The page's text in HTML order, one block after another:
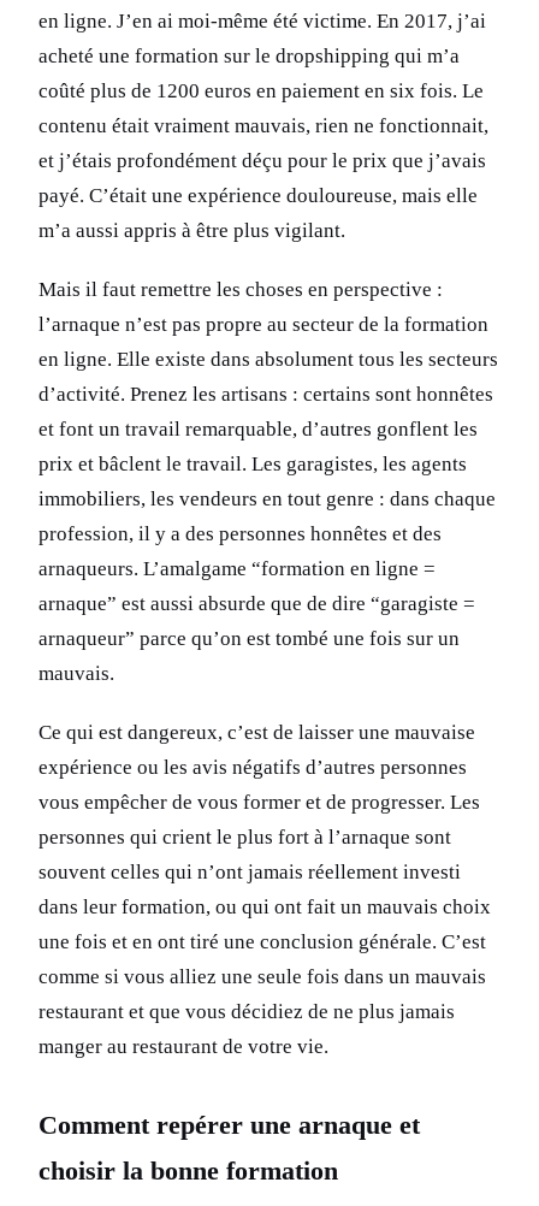
en ligne. J’en ai moi-même été victime. En 2017, j’ai
acheté une formation sur le dropshipping qui m’a
coûté plus de 1200 euros en paiement en six fois. Le
contenu était vraiment mauvais, rien ne fonctionnait,
et j’étais profondément déçu pour le prix que j’avais
payé. C’était une expérience douloureuse, mais elle
m’a aussi appris à être plus vigilant.
Mais il faut remettre les choses en perspective :
l’arnaque n’est pas propre au secteur de la formation
en ligne. Elle existe dans absolument tous les secteurs
d’activité. Prenez les artisans : certains sont honnêtes
et font un travail remarquable, d’autres gonflent les
prix et bâclent le travail. Les garagistes, les agents
immobiliers, les vendeurs en tout genre : dans chaque
profession, il y a des personnes honnêtes et des
arnaqueurs. L’amalgame “formation en ligne =
arnaque” est aussi absurde que de dire “garagiste =
arnaqueur” parce qu’on est tombé une fois sur un
mauvais.
Ce qui est dangereux, c’est de laisser une mauvaise
expérience ou les avis négatifs d’autres personnes
vous empêcher de vous former et de progresser. Les
personnes qui crient le plus fort à l’arnaque sont
souvent celles qui n’ont jamais réellement investi
dans leur formation, ou qui ont fait un mauvais choix
une fois et en ont tiré une conclusion générale. C’est
comme si vous alliez une seule fois dans un mauvais
restaurant et que vous décidiez de ne plus jamais
manger au restaurant de votre vie.
Comment repérer une arnaque et
choisir la bonne formation